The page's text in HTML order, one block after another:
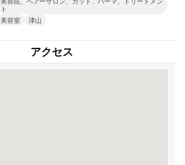
ト
美容室
津山
アクセス